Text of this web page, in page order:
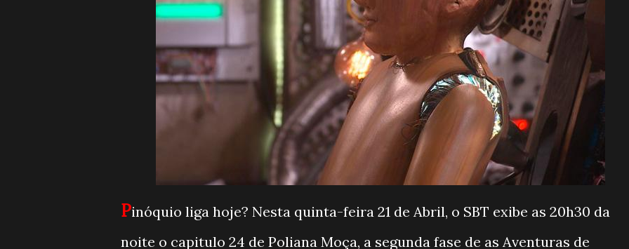
Pinóquio liga hoje? Nesta quinta-feira 21 de Abril, o SBT exibe as 20h30 da
noite o capitulo 24 de Poliana Moça, a segunda fase de as Aventuras de